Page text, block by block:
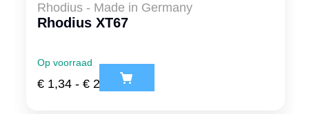
Rhodius - Made in Germany
Rhodius XT67
Op voorraad
€ 1,34 - € 2,97 ex. btw